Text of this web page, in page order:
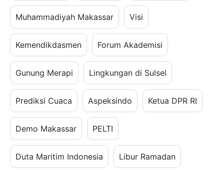
Muhammadiyah Makassar Visi
Kemendikdasmen Forum Akademisi
Gunung Merapi Lingkungan di Sulsel
Prediksi Cuaca Aspeksindo Ketua DPR RI
Demo Makassar PELTI
Duta Maritim Indonesia Libur Ramadan